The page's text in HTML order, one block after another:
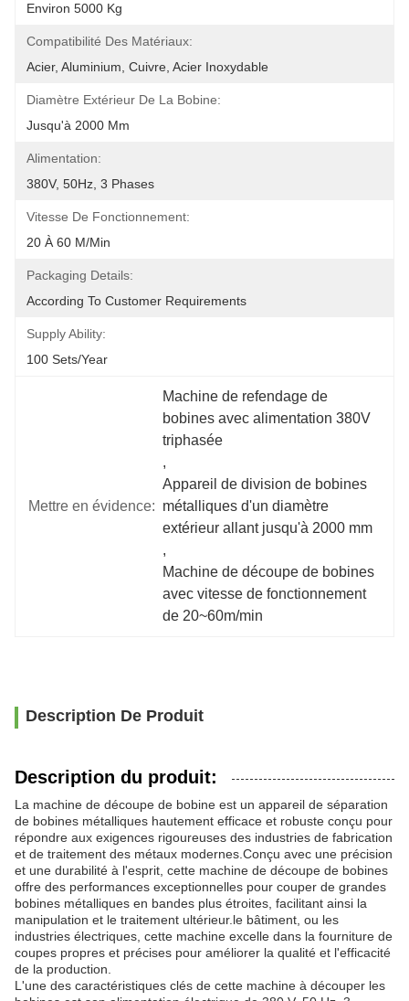
Environ 5000 Kg
Compatibilité Des Matériaux:
Acier, Aluminium, Cuivre, Acier Inoxydable
Diamètre Extérieur De La Bobine:
Jusqu'à 2000 Mm
Alimentation:
380V, 50Hz, 3 Phases
Vitesse De Fonctionnement:
20 À 60 M/min
Packaging Details:
According To Customer Requirements
Supply Ability:
100 Sets/year
Mettre en évidence:
Machine de refendage de
bobines avec alimentation 380V
triphasée
,
Appareil de division de bobines
métalliques d'un diamètre
extérieur allant jusqu'à 2000 mm
,
Machine de découpe de bobines
avec vitesse de fonctionnement
de 20~60m/min
Description De Produit
Description du produit:
La machine de découpe de bobine est un appareil de séparation
de bobines métalliques hautement efficace et robuste conçu pour
répondre aux exigences rigoureuses des industries de fabrication
et de traitement des métaux modernes.Conçu avec une précision
et une durabilité à l'esprit, cette machine de découpe de bobines
offre des performances exceptionnelles pour couper de grandes
bobines métalliques en bandes plus étroites, facilitant ainsi la
manipulation et le traitement ultérieur.le bâtiment, ou les
industries électriques, cette machine excelle dans la fourniture de
coupes propres et précises pour améliorer la qualité et l'efficacité
de la production.
L'une des caractéristiques clés de cette machine à découper les